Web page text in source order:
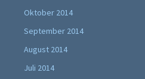
Oktober 2014
September 2014
August 2014
Juli 2014